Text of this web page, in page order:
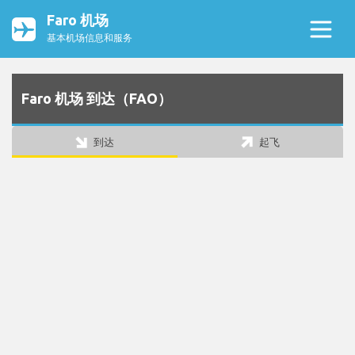
Faro 机场
基本机场信息和服务
Faro 机场 到达（FAO）
到达 起飞